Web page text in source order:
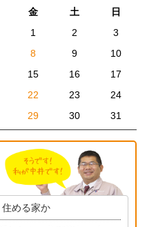
金 土
日
1
2
3
8 9
10
15 16
17
22 23
24
29 30 31
める家か